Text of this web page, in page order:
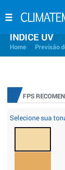
INDICE UV
Home Previsão
FPS
Selecione sua